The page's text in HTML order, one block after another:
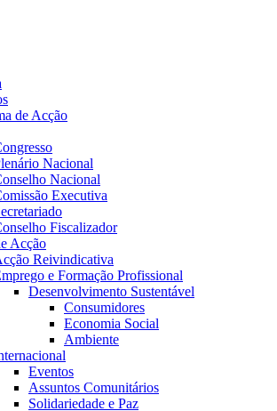
de Acção
Nacional
Nacional
Executiva
Fiscalizador
Acção
Reivindicativa
e Formação Profissional
Desenvolvimento Sustentável
Consumidores
Economia Social
Ambiente
Eventos
Assuntos Comunitários
Solidariedade e Paz